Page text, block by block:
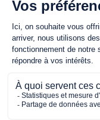
ACTUALITÉS
CONTACT
MENTIONS LÉGALES